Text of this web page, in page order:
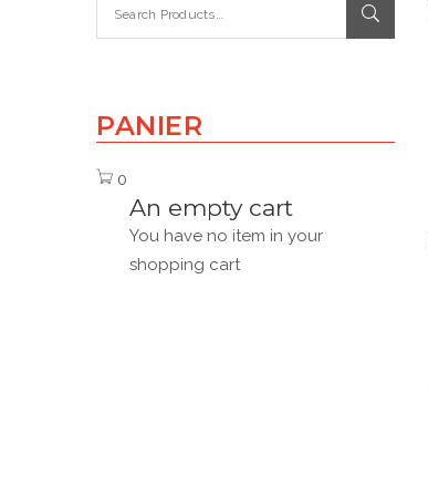
PANIER
0
An empty cart
You have no item in your
shopping cart